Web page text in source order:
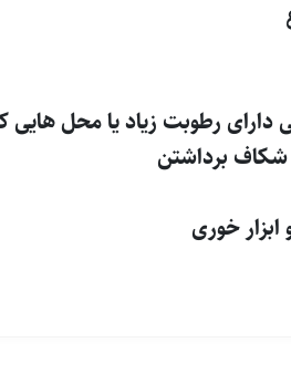
دارای رطوبت زیاد یا محل
برداشتن
خوری